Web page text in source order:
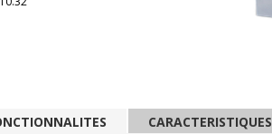
CARACTERISTIQUES